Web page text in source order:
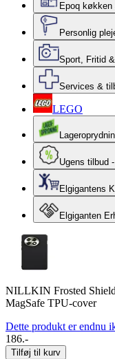
Epoq køkken
Personlig
Sport, Fritid
Services &
LEGO
Ugens tilbud
Elgigantens
Elgiganten
NILLKIN Frosted
MagSafe TPU-cover
Dette produkt er endnu
186.-
Tilføj til kurv